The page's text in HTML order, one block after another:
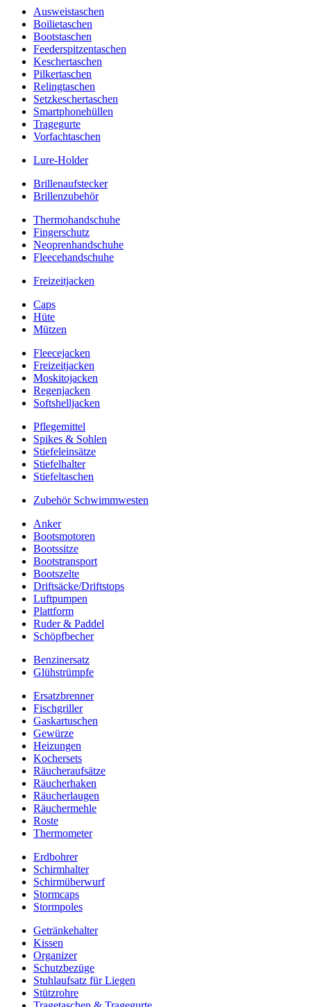
Ausweistaschen
Boilietaschen
Bootstaschen
Feederspitzentaschen
Keschertaschen
Pilkertaschen
Relingtaschen
Setzkeschertaschen
Smartphonehüllen
Tragegurte
Vorfachtaschen
Lure-Holder
Brillenaufstecker
Brillenzubehör
Thermohandschuhe
Fingerschutz
Neoprenhandschuhe
Fleecehandschuhe
Freizeitjacken
Caps
Hüte
Mützen
Fleecejacken
Freizeitjacken
Moskitojacken
Regenjacken
Softshelljacken
Pflegemittel
Spikes & Sohlen
Stiefeleinsätze
Stiefelhalter
Stiefeltaschen
Zubehör Schwimmwesten
Anker
Bootsmotoren
Bootssitze
Bootstransport
Bootszelte
Driftsäcke/Driftstops
Luftpumpen
Plattform
Ruder & Paddel
Schöpfbecher
Benzinersatz
Glühstrümpfe
Ersatzbrenner
Fischgriller
Gaskartuschen
Gewürze
Heizungen
Kochersets
Räucheraufsätze
Räucherhaken
Räucherlaugen
Räuchermehle
Roste
Thermometer
Erdbohrer
Schirmhalter
Schirmüberwurf
Stormcaps
Stormpoles
Getränkehalter
Kissen
Organizer
Schutzbezüge
Stuhlaufsatz für Liegen
Stützrohre